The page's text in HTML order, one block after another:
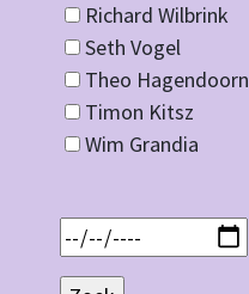
Richard Wilbrink
Seth Vogel
Theo Hagendoorn
Timon Kitsz
Wim Grandia